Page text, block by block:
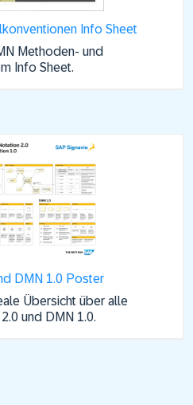
Info Sheet
Methoden- und
Info Sheet.
DMN 1.0 Poster
Übersicht über alle
und DMN 1.0.